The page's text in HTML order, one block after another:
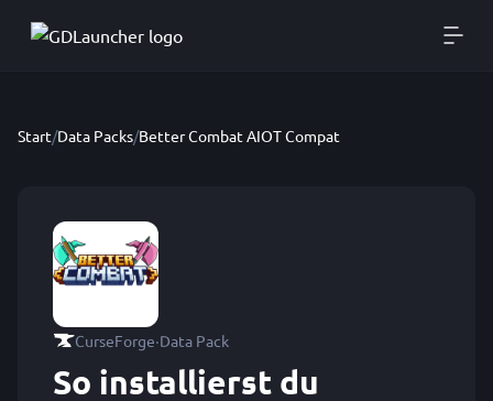
Start/Data Packs/Better Combat AIOT Compat
CurseForge·Data Pack
So installierst du